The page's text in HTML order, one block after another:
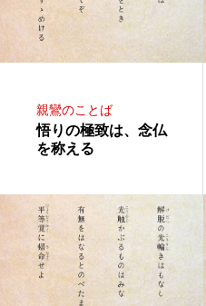
親鸞のことば
悟りの極致は、念仏
を称える